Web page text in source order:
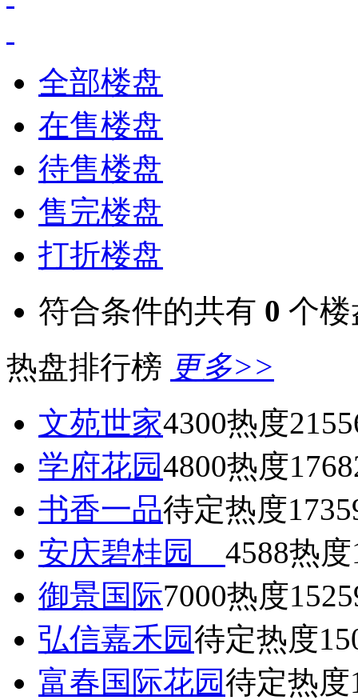
全部楼盘
在售楼盘
待售楼盘
售完楼盘
打折楼盘
符合条件的共有 0 个楼
热盘排行榜 更多>>
文苑世家4300热度
学府花园4800热度
书香一品待定热度
安庆碧桂园 4588热度
御景国际7000热度
弘信嘉禾园待定热度
富春国际花园待定热度